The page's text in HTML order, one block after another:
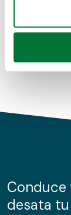
para
Obtenga
de cookies.
información
nuestros
desata